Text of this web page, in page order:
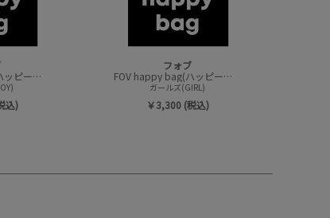
FOV happy bag(ハッピーバック/トップスセット)
込)
フォブ
FOV happy bag(ハッピーバック/トップスセット)
ガールズ(GIRL)
￥3,300 (税込)